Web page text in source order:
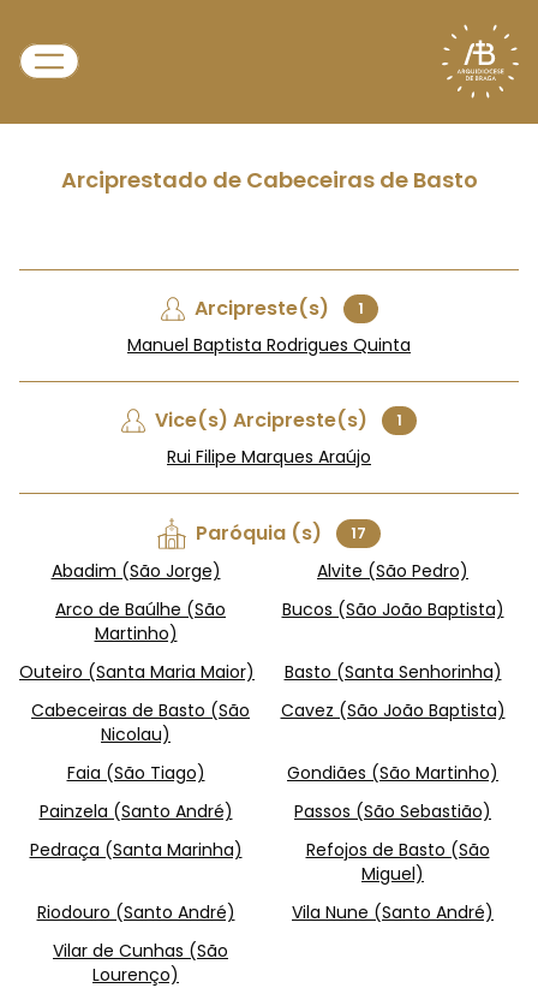
Arciprestado de Cabeceiras de Basto
Arcipreste(s) 1
Manuel Baptista Rodrigues Quinta
Vice(s) Arcipreste(s) 1
Rui Filipe Marques Araújo
Paróquia (s) 17
Abadim (São Jorge)
Alvite (São Pedro)
Arco de Baúlhe (São
Martinho)
Bucos (São João Baptista)
Outeiro (Santa Maria Maior)
Basto (Santa Senhorinha)
Cabeceiras de Basto (São
Nicolau)
Cavez (São João Baptista)
Faia (São Tiago)
Gondiães (São Martinho)
Painzela (Santo André)
Passos (São Sebastião)
Pedraça (Santa Marinha)
Refojos de Basto (São
Miguel)
Riodouro (Santo André)
Vila Nune (Santo André)
Vilar de Cunhas (São
Lourenço)